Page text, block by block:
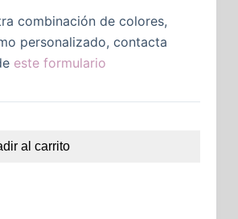
combinación de colores,
personalizado, contacta
este formulario
al carrito